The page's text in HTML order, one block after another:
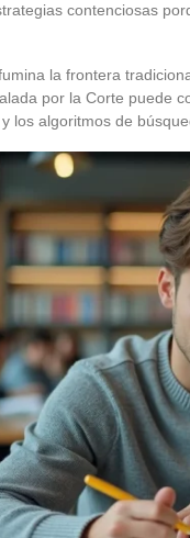
contenciosas
la frontera
por la Corte puede
los algoritmos de